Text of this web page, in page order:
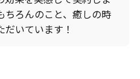
ちろんのこと、癒しの時
いています！